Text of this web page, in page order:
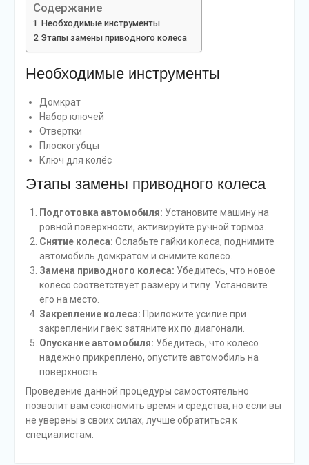
Содержание
Необходимые инструменты
Этапы замены приводного колеса
Необходимые инструменты
Домкрат
Набор ключей
Отвертки
Плоскогубцы
Ключ для колёс
Этапы замены приводного колеса
Подготовка автомобиля: Установите машину на
ровной поверхности, активируйте ручной тормоз.
Снятие колеса: Ослабьте гайки колеса, поднимите
автомобиль домкратом и снимите колесо.
Замена приводного колеса: Убедитесь, что новое
колесо соответствует размеру и типу. Установите
его на место.
Закрепление колеса: Приложите усилие при
закреплении гаек: затяните их по диагонали.
Опускание автомобиля: Убедитесь, что колесо
надежно прикреплено, опустите автомобиль на
поверхность.
Проведение данной процедуры самостоятельно
позволит вам сэкономить время и средства, но если вы
не уверены в своих силах, лучше обратиться к
специалистам.